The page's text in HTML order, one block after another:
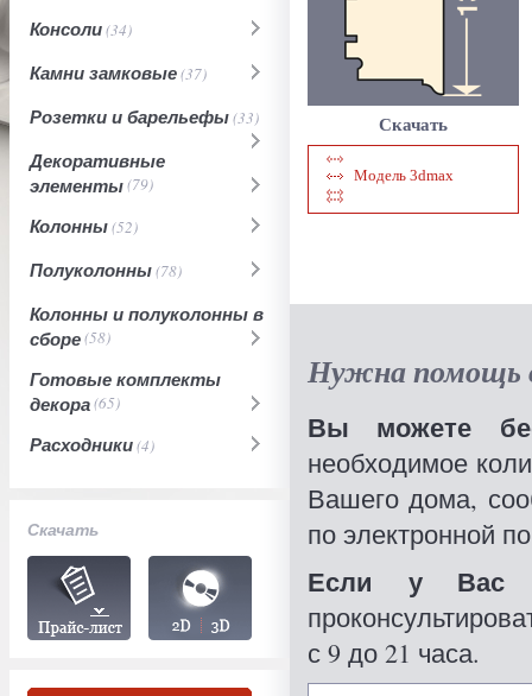
Консоли(34)
Камни замковые(37)
Розетки и барельефы(33)
Декоративные
элементы(79)
Колонны(52)
Полуколонны(78)
Колонны и полуколонны в
сборе(58)
Готовые комплекты
декора(65)
Расходники(4)
Скачать
Скачать
Модель 3dmax
Нужна помощь
Вы можете
необходимое
Вашего дома,
по электронной
Если у Вас
с 9 до 21 часа.